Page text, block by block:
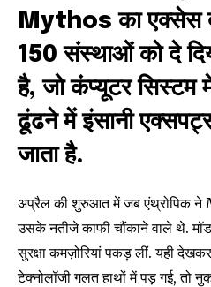
Mythos का एक्सेस
150 संस्थाओं को दे
है, जो कंप्यूटर सिस्टम में
ढूंढने में इंसानी
जाता है.
अप्रैल की शुरुआत में जब एंथ्रोपिक ने
उसके नतीजे काफी चौंकाने वाले थे.
सुरक्षा कमज़ोरियां पकड़ लीं. यही
टेक्नोलॉजी गलत हाथों में पड़ गई, तो